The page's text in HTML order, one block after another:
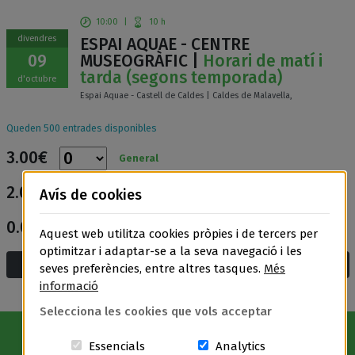
divendres
09
d'octubre
10:00 10 h
ESPAI AQUAE - CENTRE
MUSEOGRÀFIC | Horari de matí i
tarda (segons temporada)
Espai Aquae - Castell de Caldes | Caldes de Malavella,
Queden 500 entrades disponibles
3.00€ General
2.00€ Entrada reduïda
0.00€ Entrada gratuïta
Afegeix a la cistella i compra
Avís Legal|Política de privacitat|Política de cookies
Avís de cookies
Aquest web utilitza cookies pròpies i de tercers per
optimitzar i adaptar-se a la seva navegació i les
seves preferències, entre altres tasques. Més
informació
Selecciona les cookies que vols acceptar
Essencials Aquestes cookies són essencials
AnalyticsCookies related